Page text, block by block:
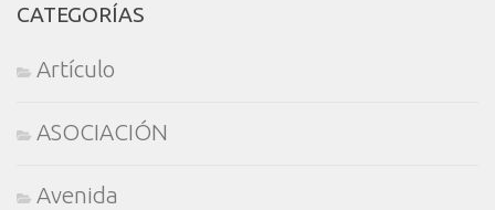
CATEGORÍAS
Artículo
ASOCIACIÓN
Avenida